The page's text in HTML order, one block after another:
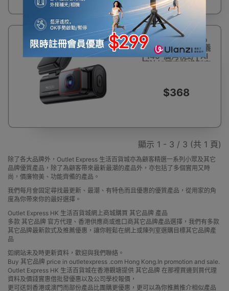
yesido 高清1080p
循環錄影行車記錄儀
| 145°廣角視野 | AI
算法加深車牌識別度
$368
顯示 1 - 3 / 3 (共 1 頁)
除了各大品牌外，Outlet Express 生活百貨城亦為顧客精選一系列小眾及其它
品牌優質產品，除了為顧客帶來最新最潮的產品外，亦包括了多個實用又時
尚，價廉物美、功能齊備的產品。
我們每月會固定尋找最更新、最潮、有特色而且優惠的優質產品，從用家的角
度為你帶來你的最好選擇。
Outlet Express HK 生活百貨城網上商城購買 其它品牌 產品
多款 其它品牌 官方代理、香港供應商或進口商其它品牌產品選擇，我們有多款
其它品牌最新款式及推薦優惠，讓你輕鬆在網上或陳列室選購目標其它品牌產
品
如網站未及時更新資料，歡迎與我們聯絡。
Buy 其它品牌 price in outletexpress .com Hong Kong.In promotion and sale.
Outlet Express HK 生活百貨城在香港觀塘提供 其它品牌 在那裡買邊到買代理
資料及價錢實惠借批發優惠以及公司學校報價，
更可送到香港或澳門而部份產品比團購更優惠，更可以為你推薦推介相似產品